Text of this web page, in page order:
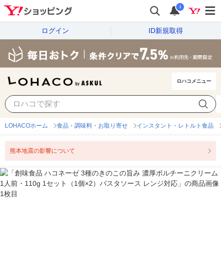
i
ログイン ID新規取得
ロハコメニュー
LOHACOホーム 食品・調味料・お取り寄せ インスタント・レトルト食品
熊本地震の影響について